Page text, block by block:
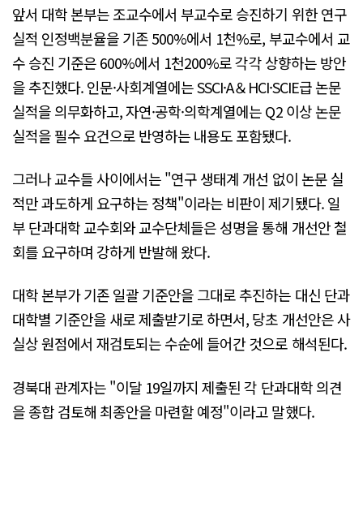
앞서 대학 본부는 조교수에서 부교수로 승진하기 위한 연구
실적 인정백분율을 기존 500%에서 1천%로, 부교수에서 교
수 승진 기준은 600%에서 1천200%로 각각 상향하는 방안
을 추진했다. 인문·사회계열에는 SSCI·A＆HCI·SCIE급 논문
실적을 의무화하고, 자연·공학·의학계열에는 Q2 이상 논문
실적을 필수 요건으로 반영하는 내용도 포함됐다.
그러나 교수들 사이에서는 "연구 생태계 개선 없이 논문 실
적만 과도하게 요구하는 정책"이라는 비판이 제기됐다. 일
부 단과대학 교수회와 교수단체들은 성명을 통해 개선안 철
회를 요구하며 강하게 반발해 왔다.
대학 본부가 기존 일괄 기준안을 그대로 추진하는 대신 단과
대학별 기준안을 새로 제출받기로 하면서, 당초 개선안은 사
실상 원점에서 재검토되는 수순에 들어간 것으로 해석된다.
경북대 관계자는 "이달 19일까지 제출된 각 단과대학 의견
을 종합 검토해 최종안을 마련할 예정"이라고 말했다.